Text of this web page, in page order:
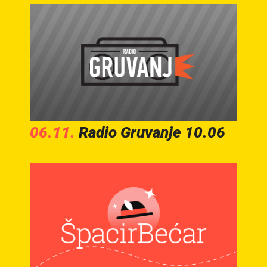
06.11. Radio Gruvanje 10.06